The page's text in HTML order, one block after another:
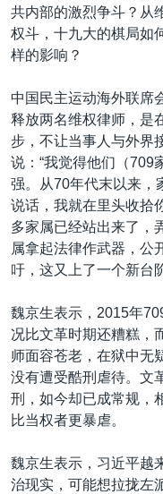
GEN Z 看美国
共内部的激烈争斗？从
权斗，十九大的棋局如
样的影响？
中国民主运动海外联席
释放两名维权律师，是
步，不让当事人与外界
说：“我觉得他们（709
强。从70年代末以来，
说话，我就在里头收拾
多家属已经站出来了，
属拿起法律作武器，公
吁，这又上了一个新台
魏京生表示，2015年
况比文革时期还糟糕，
师面容苍老，在狱中无
没有遭受酷刑虐待。文
刑，如今却已成常规，
比当权者更暴虐。
魏京生表示，习近平越
治现实，可能想拉拢左